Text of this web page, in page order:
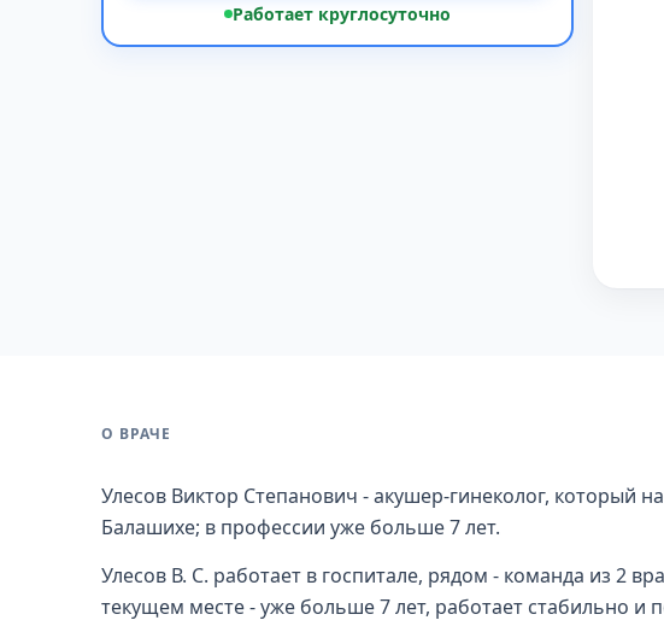
Работает круглосуточно
О ВРАЧЕ
Улесов Виктор Степанович - акушер-гинеколог, который
Балашихе; в профессии уже больше 7 лет.
Улесов В. С. работает в госпитале, рядом - команда из 2
текущем месте - уже больше 7 лет, работает стабильно и